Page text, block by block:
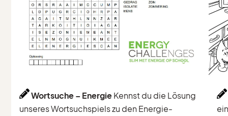
Wortsuche – EnergieKennst du die Lösung
unseres Wortsuchspiels zu den Energie-